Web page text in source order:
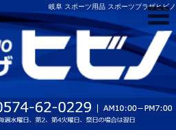
岐阜 スポーツ用品 スポーツプラザヒビノ